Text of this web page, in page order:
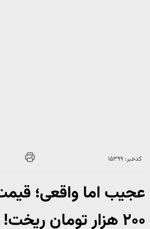
کدخبر: ۱۵۳۹۹
عجیب اما واقعی؛
۲۰۰ هزار تومان